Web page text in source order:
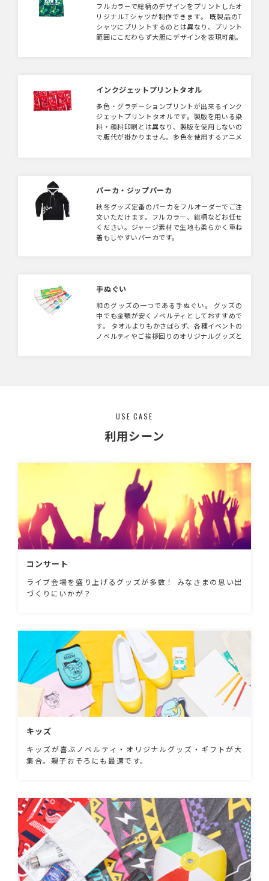
フルカラーで総柄のデザインをプリントしたオ
リジナルTシャツが制作できます。 既製品のT
シャツにプリントするのとは異なり、プリント
範囲にこだわらず大胆にデザインを表現可能。
心地のタイプなど選択可能です。
インクジェットプリントタオル
多色・グラデーションプリントが出来るインク
ジェットプリントタオルです。製版を用いる染
料・顔料印刷とは異なり、製版を使用しないの
で版代が掛かりません。多色を使用するアニメ
パーカ・ジップパーカ
秋冬グッズ定番のパーカをフルオーダーでご注
文いただけます。フルカラー、総柄などお任せ
ください。ジャージ素材で生地も柔らかく重ね
着もしやすいパーカです。
手ぬぐい
和のグッズの一つである手ぬぐい。 グッズの
中でも金額が安くノベルティとしておすすめで
す。 タオルよりもかさばらず、各種イベントの
ノベルティやご挨拶回りのオリジナルグッズと
USE CASE
利用シーン
コンサート
ライブ会場を盛り上げるグッズが多数！ みなさまの思い出
づくりにいかが？
キッズ
キッズが喜ぶノベルティ・オリジナルグッズ・ギフトが大
集合。親子おそろにも最適です。